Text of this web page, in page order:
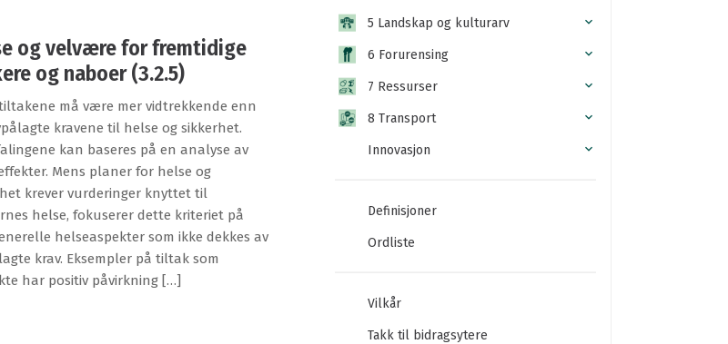
og velvære for fremtidige
og naboer (3.2.5)
tiltakene må være mer vidtrekkende enn
kravene til helse og sikkerhet.
kan baseres på en analyse av
Mens planer for helse og
krever vurderinger knyttet til
helse, fokuserer dette kriteriet på
helseaspekter som ikke dekkes av
krav. Eksempler på tiltak som
har positiv påvirkning […]
5 Landskap og kulturarv
6 Forurensing
7 Ressurser
8 Transport
Innovasjon
Definisjoner
Ordliste
Vilkår
Takk til bidragsytere